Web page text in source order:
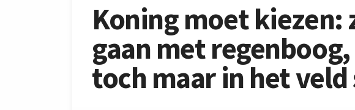
Koning moet kiezen:
gaan met
toch maar in het